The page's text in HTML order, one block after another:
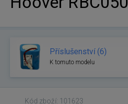
Příslušenství (6)
K tomuto modelu
Kód zboží: 101623